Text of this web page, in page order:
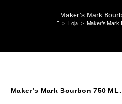
Maker’s Mark
> Loja > Maker’s Mark
Maker’s Mark Bourbon 750 ML.